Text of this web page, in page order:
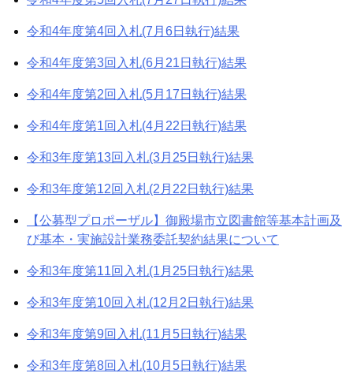
令和4年度第4回入札(7月6日執行)結果
令和4年度第3回入札(6月21日執行)結果
令和4年度第2回入札(5月17日執行)結果
令和4年度第1回入札(4月22日執行)結果
令和3年度第13回入札(3月25日執行)結果
令和3年度第12回入札(2月22日執行)結果
【公募型プロポーザル】御殿場市立図書館等基本計画及
び基本・実施設計業務委託契約結果について
令和3年度第11回入札(1月25日執行)結果
令和3年度第10回入札(12月2日執行)結果
令和3年度第9回入札(11月5日執行)結果
令和3年度第8回入札(10月5日執行)結果